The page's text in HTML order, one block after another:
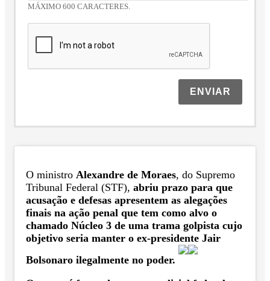
MÁXIMO 600 CARACTERES.
ENVIAR
O ministro Alexandre de Moraes, do Supremo
Tribunal Federal (STF), abriu prazo para que
acusação e defesas apresentem as alegações
finais na ação penal que tem como alvo o
chamado Núcleo 3 de uma trama golpista cujo
objetivo seria manter o ex-presidente Jair
Bolsonaro ilegalmente no poder.